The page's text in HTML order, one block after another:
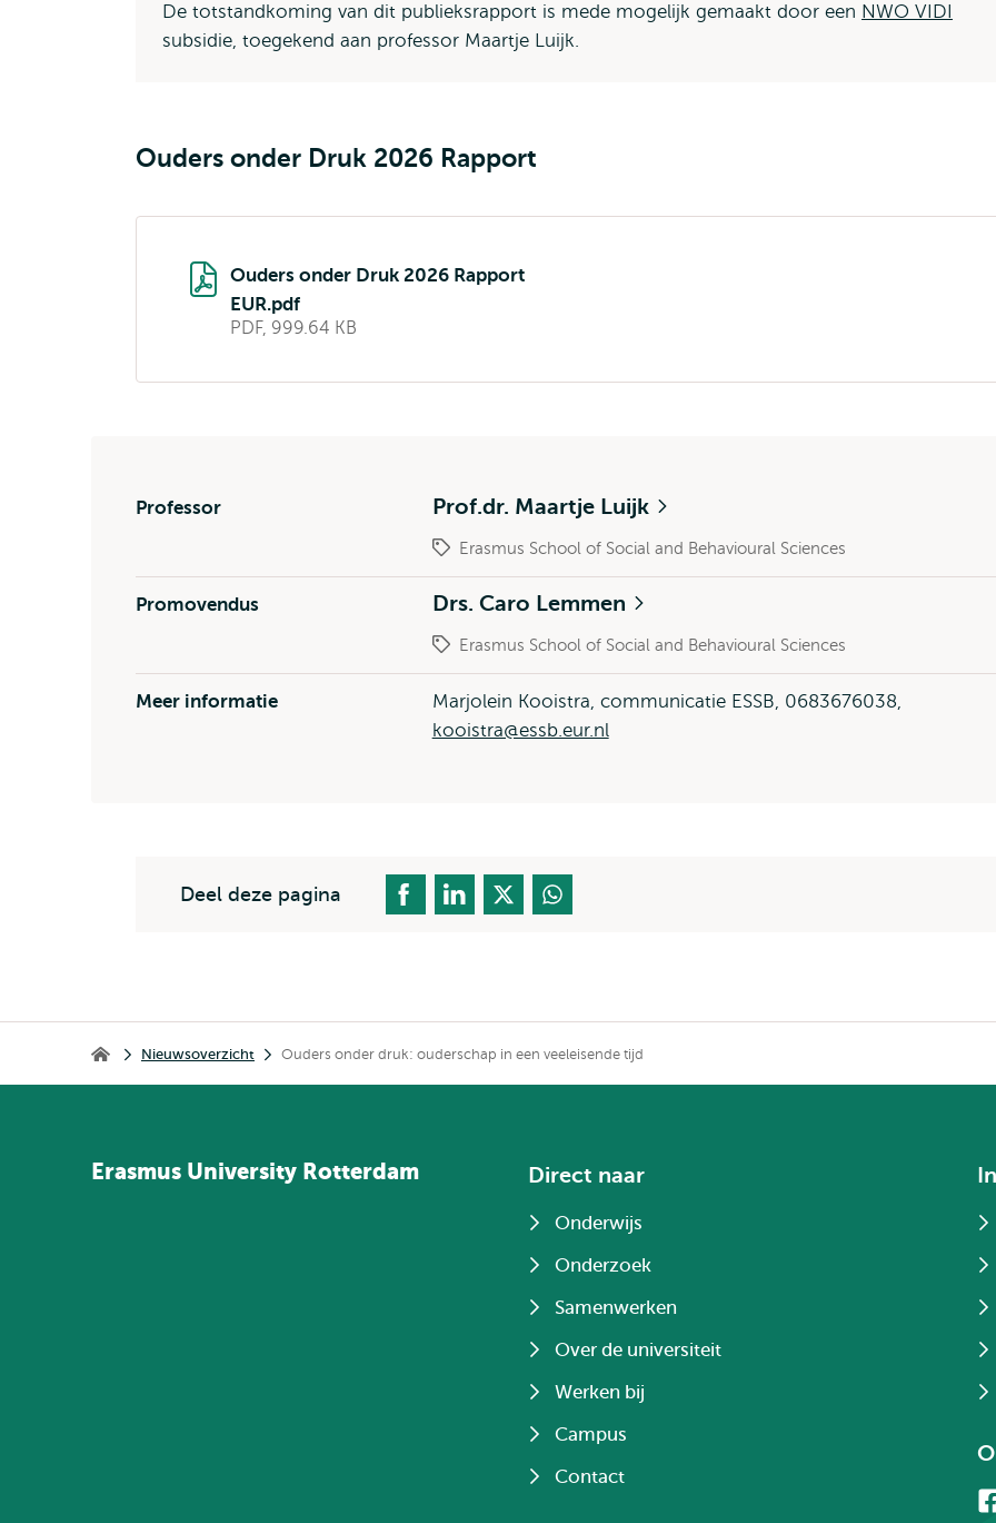
De totstandkoming van dit publieksrapport is mede mogelijk gemaakt door een NWO VIDI
subsidie, toegekend aan professor Maartje Luijk.
Ouders onder Druk 2026 Rapport
Ouders onder Druk 2026 Rapport
EUR.pdf
PDF, 999.64 KB
Professor Prof.dr. Maartje Luijk
Erasmus School of Social and Behavioural Sciences
Promovendus Drs. Caro Lemmen
Erasmus School of Social and Behavioural Sciences
Meer informatie
Marjolein Kooistra, communicatie ESSB, 0683676038,
kooistra@essb.eur.nl
Deel deze pagina
Home Nieuwsoverzicht Ouders onder druk: ouderschap in een veeleisende tijd
Erasmus University Rotterdam Direct naar
Onderwijs
Onderzoek
Samenwerken
Over de universiteit
Werken bij
Campus
Contact